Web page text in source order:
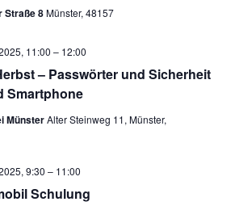
Straße 8Münster, 48157
– Passwörter und Sicherheit
Smartphone
11:00 – 12:00
MünsterAlter Steinweg 11, Münster,
Schulung
9:30 – 11:00